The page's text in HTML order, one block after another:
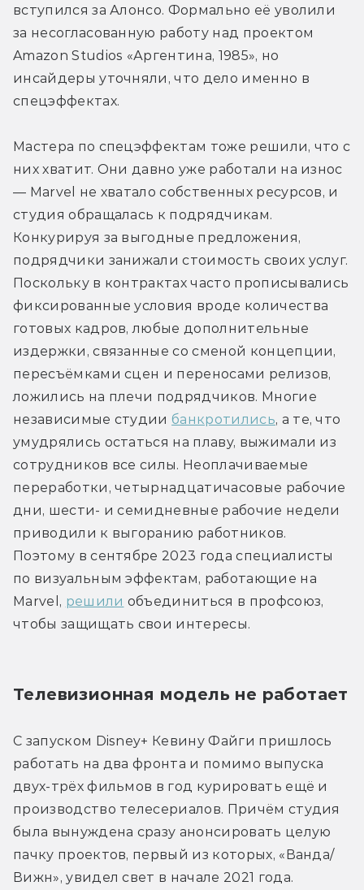
вступился за Алонсо. Формально её уволили
за несогласованную работу над проектом
Amazon Studios «Аргентина, 1985», но
инсайдеры уточняли, что дело именно в
спецэффектах.
Мастера по спецэффектам тоже решили, что с
них хватит. Они давно уже работали на износ
— Marvel не хватало собственных ресурсов, и
студия обращалась к подрядчикам.
Конкурируя за выгодные предложения,
подрядчики занижали стоимость своих услуг.
Поскольку в контрактах часто прописывались
фиксированные условия вроде количества
готовых кадров, любые дополнительные
издержки, связанные со сменой концепции,
пересъёмками сцен и переносами релизов,
ложились на плечи подрядчиков. Многие
независимые студии банкротились, а те, что
умудрялись остаться на плаву, выжимали из
сотрудников все силы. Неоплачиваемые
переработки, четырнадцатичасовые рабочие
дни, шести- и семидневные рабочие недели
приводили к выгоранию работников.
Поэтому в сентябре 2023 года специалисты
по визуальным эффектам, работающие на
Marvel, решили объединиться в профсоюз,
чтобы защищать свои интересы.
Телевизионная модель не работает
С запуском Disney+ Кевину Файги пришлось
работать на два фронта и помимо выпуска
двух-трёх фильмов в год курировать ещё и
производство телесериалов. Причём студия
была вынуждена сразу анонсировать целую
пачку проектов, первый из которых, «Ванда/
Вижн», увидел свет в начале 2021 года.